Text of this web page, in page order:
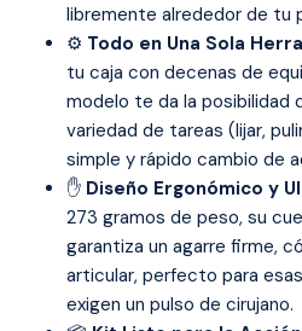
libremente alrededor de tu
⚙️ Todo en Una Sola
tu caja con decenas de
modelo te da la posibilidad
variedad de tareas (lijar,
simple y rápido cambio de
✋ Diseño Ergonómico y
273 gramos de peso, su
garantiza un agarre firme,
articular, perfecto para
exigen un pulso de cirujano.